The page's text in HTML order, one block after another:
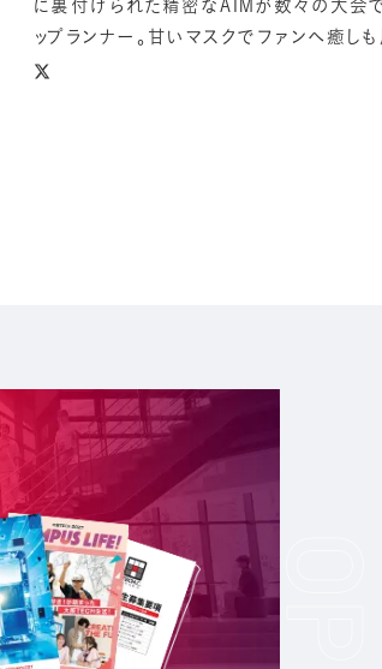
に裏付けられた精密なAIMが数々の⼤会
ップランナー。甘いマスクでファンへ癒し